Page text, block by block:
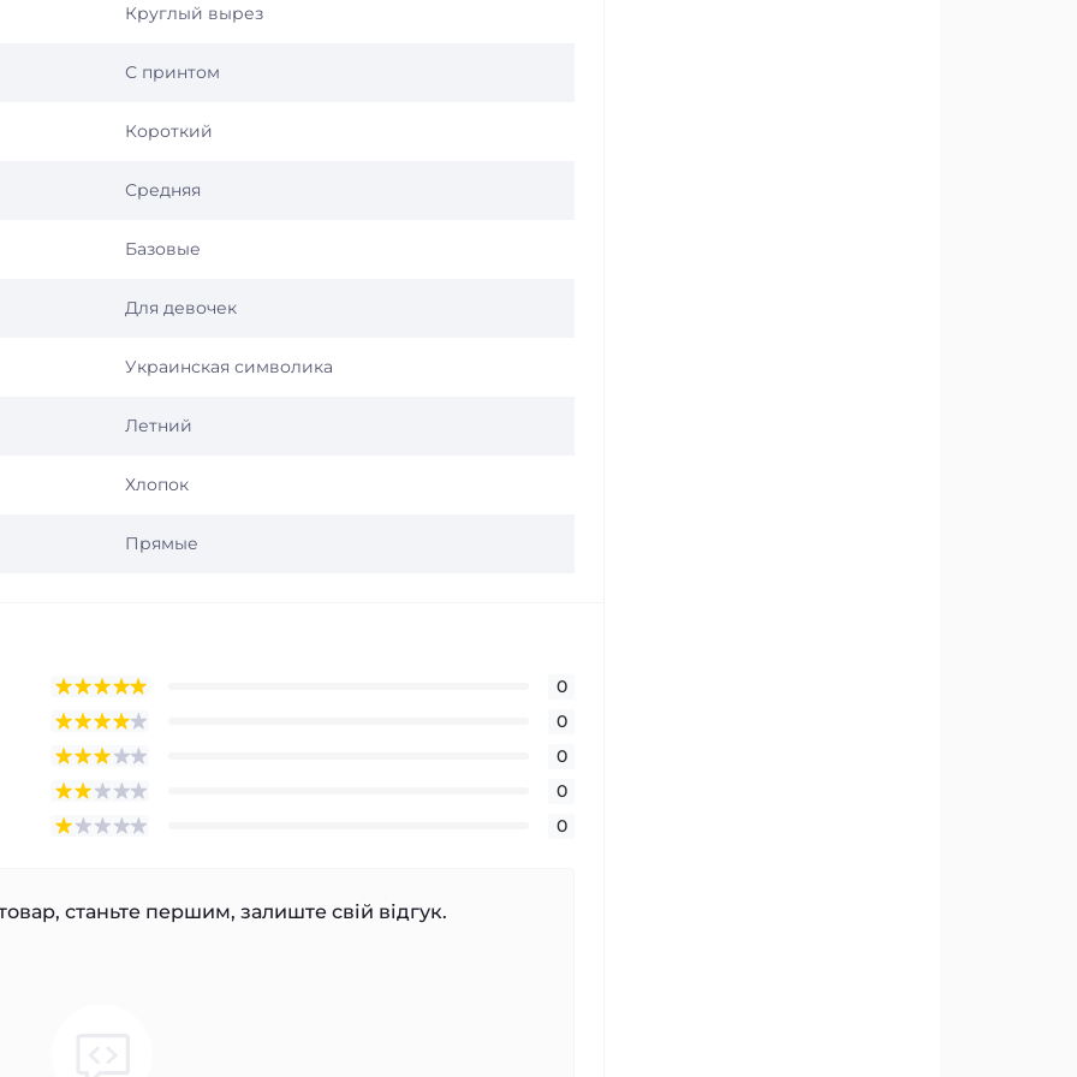
Круглый вырез
С принтом
Короткий
Средняя
Базовые
Для девочек
Украинская символика
Летний
Хлопок
Прямые
0
0
0
0
0
станьте першим, залиште свій відгук.